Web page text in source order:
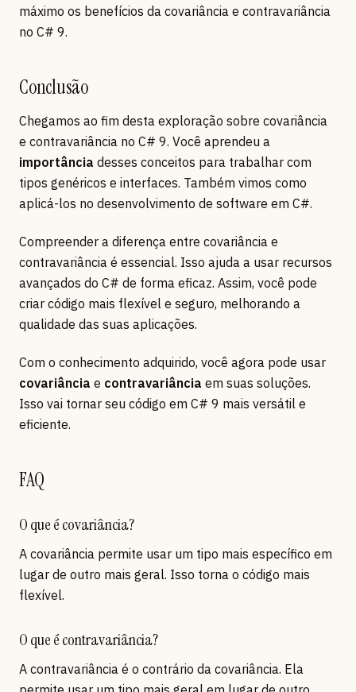
máximo os benefícios da covariância e contravariância
no C# 9.
Conclusão
Chegamos ao fim desta exploração sobre covariância
e contravariância no C# 9. Você aprendeu a
importância desses conceitos para trabalhar com
tipos genéricos e interfaces. Também vimos como
aplicá-los no desenvolvimento de software em C#.
Compreender a diferença entre covariância e
contravariância é essencial. Isso ajuda a usar recursos
avançados do C# de forma eficaz. Assim, você pode
criar código mais flexível e seguro, melhorando a
qualidade das suas aplicações.
Com o conhecimento adquirido, você agora pode usar
covariância e contravariância em suas soluções.
Isso vai tornar seu código em C# 9 mais versátil e
eficiente.
FAQ
O que é covariância?
A covariância permite usar um tipo mais específico em
lugar de outro mais geral. Isso torna o código mais
flexível.
O que é contravariância?
A contravariância é o contrário da covariância. Ela